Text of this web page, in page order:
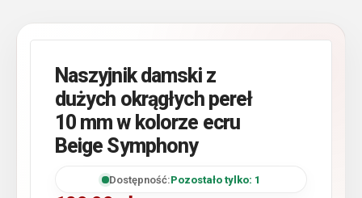
Naszyjnik damski z
dużych okrągłych pereł
10 mm w kolorze ecru
Beige Symphony
Dostępność:Pozostało tylko: 1